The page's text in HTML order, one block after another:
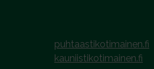
puhtaastikotimainen.fi
kauniistikotimainen.fi